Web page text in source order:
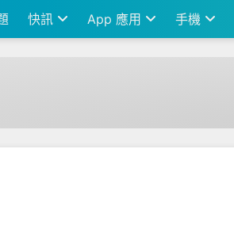
快訊 App 應用 手機